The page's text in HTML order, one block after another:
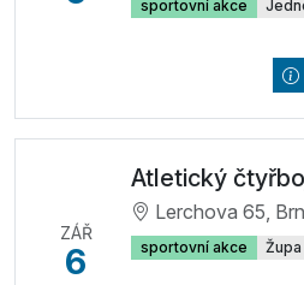
sportovní akce
ZÁŘ
6
Atletický
Lerchova 65,
sportovní akce